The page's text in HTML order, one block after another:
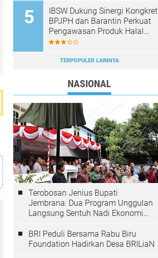
IBSW Dukung Sinergi Kongkret
BPJPH dan Barantin Perkuat
Pengawasan Produk Halal
Impor
TERPOPULER LAINNYA
NASIONAL
Terobosan Jenius Bupati
Jembrana: Dua Program Unggulan
Langsung Sentuh Nadi Ekonomi
BRI Peduli Bersama Rabu Biru
Foundation Hadirkan Desa BRILiaN